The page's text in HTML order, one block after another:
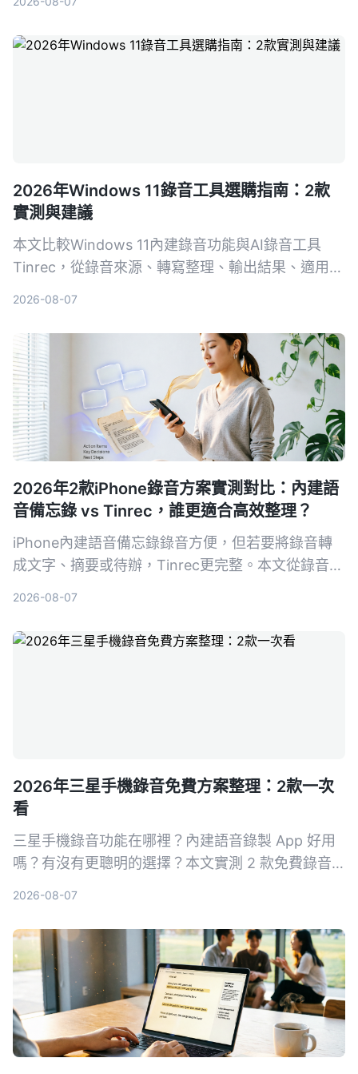
2026年Windows 11錄音工具選購指南：2款
實測與建議
本文比較Windows 11內建錄音功能與AI錄音工具
Tinrec，從錄音來源、轉寫整理、輸出結果、適用場
2026-08-07
2026年2款iPhone錄音方案實測對比：內建語
音備忘錄 vs Tinrec，誰更適合高效整理？
iPhone內建語音備忘錄錄音方便，但若要將錄音轉
成文字、摘要或待辦，Tinrec更完整。本文從錄音轉
2026-08-07
2026年三星手機錄音免費方案整理：2款一次
看
三星手機錄音功能在哪裡？內建語音錄製 App 好用
嗎？有沒有更聰明的選擇？本文實測 2 款免費錄音
2026-08-07